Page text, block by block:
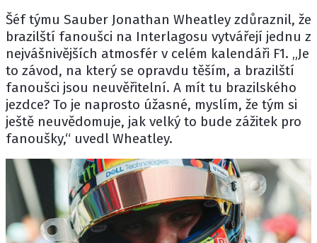
Šéf týmu Sauber Jonathan Wheatley zdůraznil, že
brazilští fanoušci na Interlagosu vytvářejí jednu z
nejvášnivějších atmosfér v celém kalendáři F1. „Je
to závod, na který se opravdu těším, a brazilští
fanoušci jsou neuvěřitelní. A mít tu brazilského
jezdce? To je naprosto úžasné, myslím, že tým si
ještě neuvědomuje, jak velký to bude zážitek pro
fanoušky,“ uvedl Wheatley.